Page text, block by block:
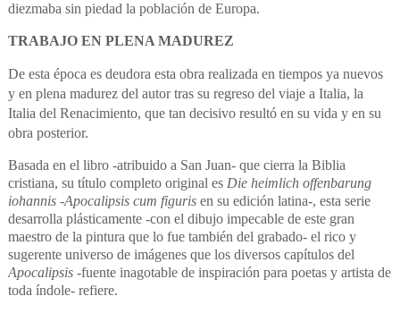
diezmaba sin piedad la población de Europa.
TRABAJO EN PLENA MADUREZ
De esta época es deudora esta obra realizada en tiempos ya nuevos
y en plena madurez del autor tras su regreso del viaje a Italia, la
Italia del Renacimiento, que tan decisivo resultó en su vida y en su
obra posterior.
Basada en el libro -atribuido a San Juan- que cierra la Biblia
cristiana, su título completo original es Die heimlich offenbarung
iohannis-Apocalipsis cum figurisen su edición latina-, esta serie
desarrolla plásticamente -con el dibujo impecable de este gran
maestro de la pintura que lo fue también del grabado- el rico y
sugerente universo de imágenes que los diversos capítulos del
Apocalipsis-fuente inagotable de inspiración para poetas y artista de
toda índole- refiere.